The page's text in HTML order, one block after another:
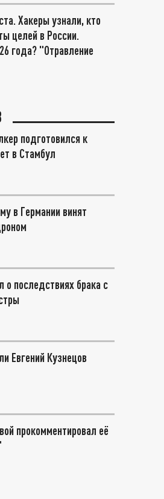
Хакеры узнали, кто
целей в России.
года? "Отравление
подготовился к
в Стамбул
в Германии винят
последствиях брака с
Евгений Кузнецов
прокомментировал её